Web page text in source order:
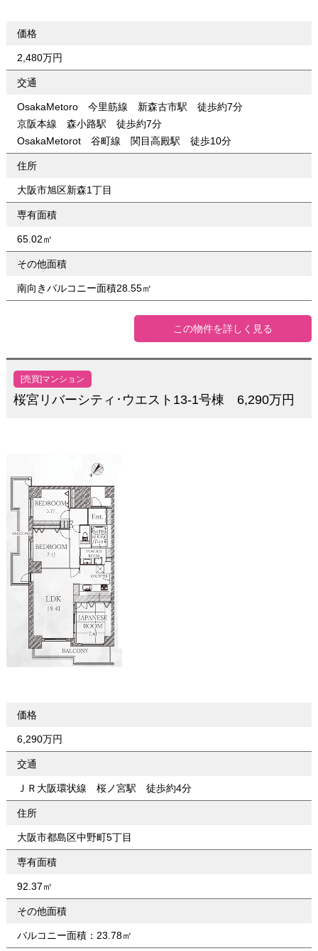
価格
2,480万円
交通
OsakaMetoro 今里筋線 新森古市駅 徒歩約7分
京阪本線 森小路駅 徒歩約7分
OsakaMetorot 谷町線 関目高殿駅 徒歩10分
住所
大阪市旭区新森1丁目
専有面積
65.02㎡
その他面積
南向きバルコニー面積28.55㎡
この物件を詳しく見る
[売買]マンション
桜宮リバーシティ･ウエスト13-1号棟 6,290万円
価格
6,290万円
交通
ＪＲ大阪環状線 桜ノ宮駅 徒歩約4分
住所
大阪市都島区中野町5丁目
専有面積
92.37㎡
その他面積
バルコニー面積：23.78㎡